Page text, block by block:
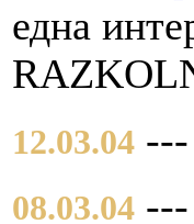
една
12.03.04 ---
08.03.04